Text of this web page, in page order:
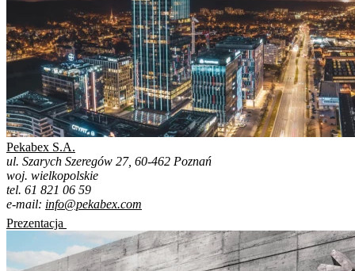
Pekabex S.A.
ul. Szarych Szeregów 27, 60-462 Poznań
woj. wielkopolskie
tel. 61 821 06 59
e-mail: info@pekabex.com
Prezentacja